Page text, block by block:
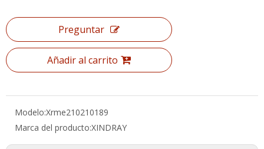
Preguntar
Añadir al carrito
Modelo:Xrme210210189
Marca del producto:XINDRAY